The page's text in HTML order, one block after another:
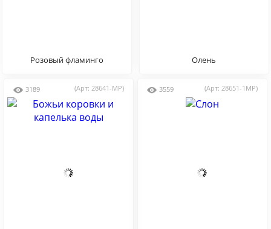
Розовый фламинго Олень
3189 (Арт: 28641-MP) 3559 (Арт: 28651-1MP)